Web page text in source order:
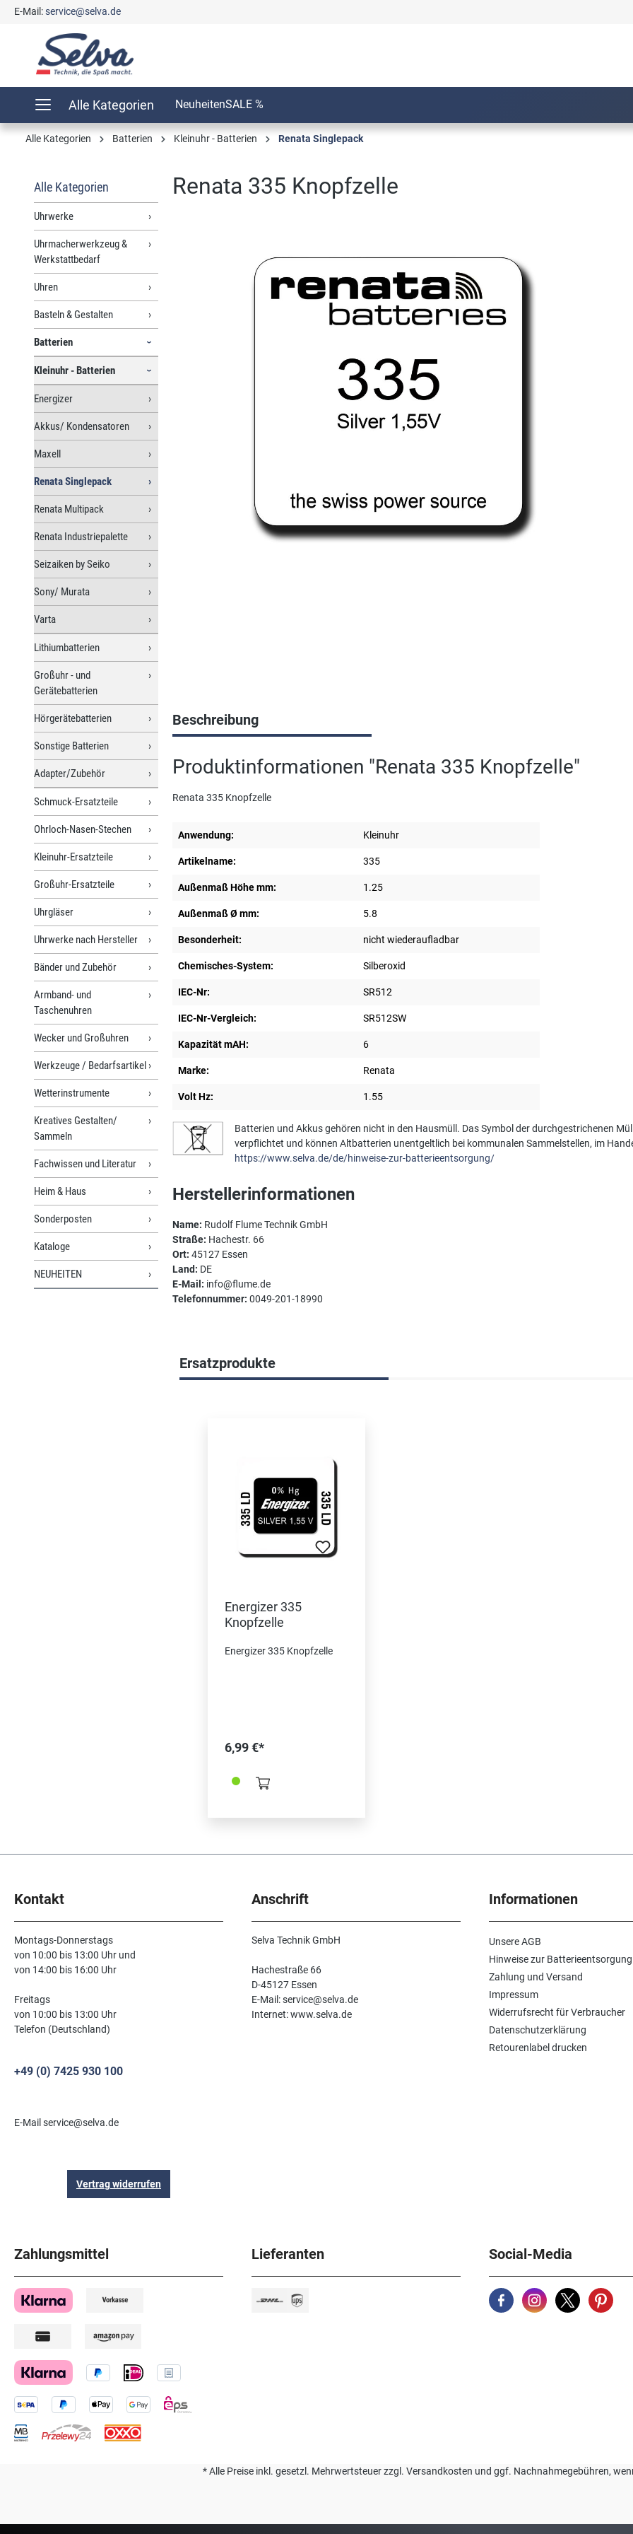
Zur Hauptnavigation springen
E-Mail:service@selva.de
Alle Kategorien NeuheitenSALE %
Alle Kategorien Batterien Kleinuhr - Batterien Renata Singlepack
Alle Kategorien
Uhrwerke
Uhrmacherwerkzeug &
Werkstattbedarf
Uhren
Basteln & Gestalten
Batterien
Kleinuhr - Batterien
Energizer
Akkus/ Kondensatoren
Maxell
Renata Singlepack
Renata Multipack
Renata Industriepalette
Seizaiken by Seiko
Sony/ Murata
Varta
Lithiumbatterien
Großuhr - und
Gerätebatterien
Hörgerätebatterien
Sonstige Batterien
Adapter/Zubehör
Schmuck-Ersatzteile
Ohrloch-Nasen-Stechen
Kleinuhr-Ersatzteile
Großuhr-Ersatzteile
Uhrgläser
Uhrwerke nach Hersteller
Bänder und Zubehör
Armband- und
Taschenuhren
Wecker und Großuhren
Werkzeuge / Bedarfsartikel
Wetterinstrumente
Kreatives Gestalten/
Sammeln
Fachwissen und Literatur
Heim & Haus
Sonderposten
Kataloge
NEUHEITEN
Renata 335 Knopfzelle
Beschreibung
Produktinformationen "Renata 335 Knopfzelle"
Renata 335 Knopfzelle
Anwendung: Kleinuhr
Artikelname: 335
Außenmaß Höhe mm: 1.25
Außenmaß Ø mm: 5.8
Besonderheit: nicht wiederaufladbar
Chemisches-System: Silberoxid
IEC-Nr: SR512
IEC-Nr-Vergleich: SR512SW
Kapazität mAH: 6
Marke: Renata
Volt Hz: 1.55
Batterien und Akkus gehören nicht in den Hausmüll. Das Symbol der durchgestrichenen
verpflichtet und können Altbatterien unentgeltlich bei kommunalen Sammelstellen, im
https://www.selva.de/de/hinweise-zur-batterieentsorgung/
Herstellerinformationen
Name: Rudolf Flume Technik GmbH
Straße: Hachestr. 66
Ort: 45127 Essen
Land: DE
E-Mail: info@flume.de
Telefonnummer: 0049-201-18990
Ersatzprodukte
Energizer 335
Knopfzelle
Energizer 335 Knopfzelle
6,99 €*
Kontakt
Montags-Donnerstags
von 10:00 bis 13:00 Uhr und
von 14:00 bis 16:00 Uhr
Freitags
von 10:00 bis 13:00 Uhr
Telefon (Deutschland)
+49 (0) 7425 930 100
E-Mail service@selva.de
Vertrag widerrufen
Anschrift
Selva Technik GmbH
Hachestraße 66
D-45127 Essen
E-Mail: service@selva.de
Internet: www.selva.de
Informationen
Unsere AGB
Hinweise zur Batterieentsorgung
Zahlung und Versand
Impressum
Widerrufsrecht für Verbraucher
Datenschutzerklärung
Retourenlabel drucken
Zahlungsmittel Lieferanten Social-Media
* Alle Preise inkl. gesetzl. Mehrwertsteuer zzgl. Versandkosten und ggf. Nachnahmegebühren,